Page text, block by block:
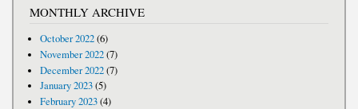
MONTHLY ARCHIVE
October 2022(6)
November 2022(7)
December 2022(7)
January 2023(5)
February 2023(4)